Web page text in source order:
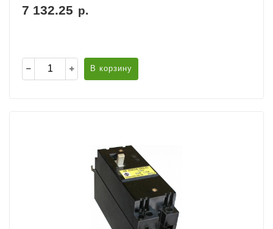
7 132.25 р.
В корзину